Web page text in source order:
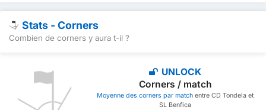
Stats - Corners
Combien de corners y aura t-il ?
UNLOCK
Corners / match
Moyenne des corners par match entre CD Tondela et
SL Benfica